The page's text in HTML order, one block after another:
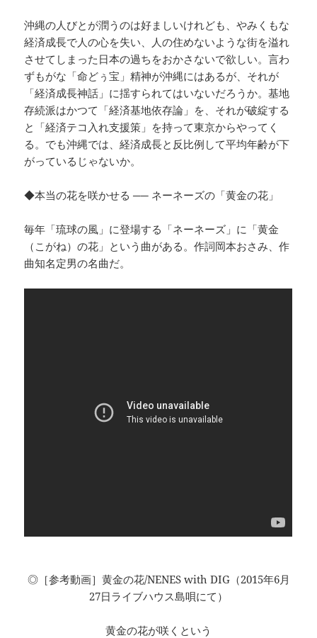
沖縄の人びとが潤うのは好ましいけれども、やみくもな
経済成長で人の心を失い、人の住めないような街を溢れ
させてしまった日本の過ちをおかさないで欲しい。言わ
ずもがな「命どぅ宝」精神が沖縄にはあるが、それが
「経済成長神話」に揺すられてはいないだろうか。基地
存続派はかつて「経済基地依存論」を、それが破綻する
と「経済テコ入れ支援策」を持って東京からやってく
る。でも沖縄では、経済成長と反比例して平均年齢が下
がっているじゃないか。
◆本当の花を咲かせる ── ネーネーズの「黄金の花」
毎年「琉球の風」に登場する「ネーネーズ」に「黄金
（こがね）の花」という曲がある。作詞岡本おさみ、作
曲知名定男の名曲だ。
◎［参考動画］黄金の花/NENES with DIG（2015年6月
27日ライブハウス島唄にて）
黄金の花が咲くという